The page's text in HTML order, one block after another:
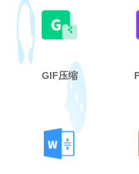
GIF压缩